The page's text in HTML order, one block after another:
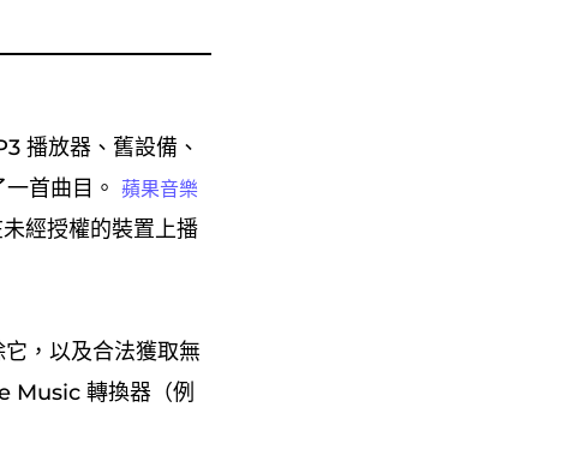
播放器、舊設備、
首曲目。 蘋果音樂
經授權的裝置上播
，以及合法獲取無
Music 轉換器（例